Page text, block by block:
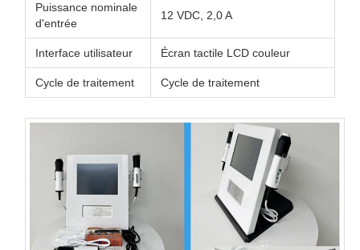
Puissance nominale
d'entrée
12 VDC, 2,0 A
Interface utilisateur Écran tactile LCD couleur
Cycle de traitement Cycle de traitement